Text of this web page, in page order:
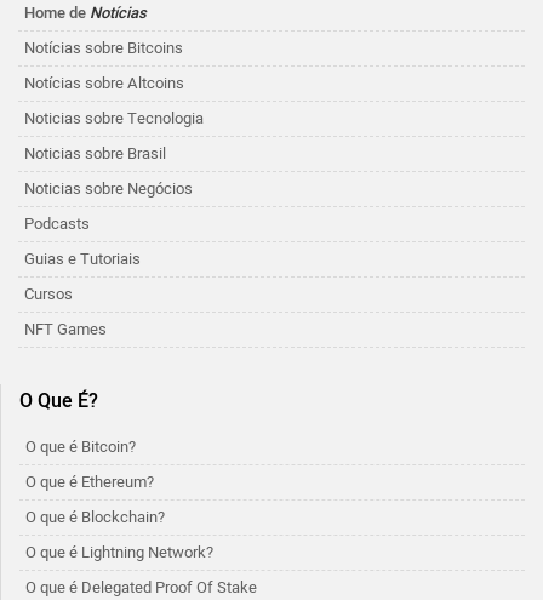
Home de Notícias
Notícias sobre Bitcoins
Notícias sobre Altcoins
Noticias sobre Tecnologia
Noticias sobre Brasil
Noticias sobre Negócios
Podcasts
Guias e Tutoriais
Cursos
NFT Games
O Que É?
O que é Bitcoin?
O que é Ethereum?
O que é Blockchain?
O que é Lightning Network?
O que é Delegated Proof Of Stake